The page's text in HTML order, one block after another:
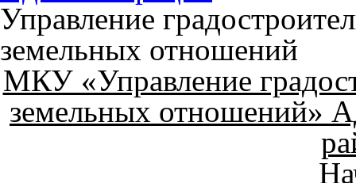
Управление
земельных отношений
МКУ «Управление
земельных отношений»